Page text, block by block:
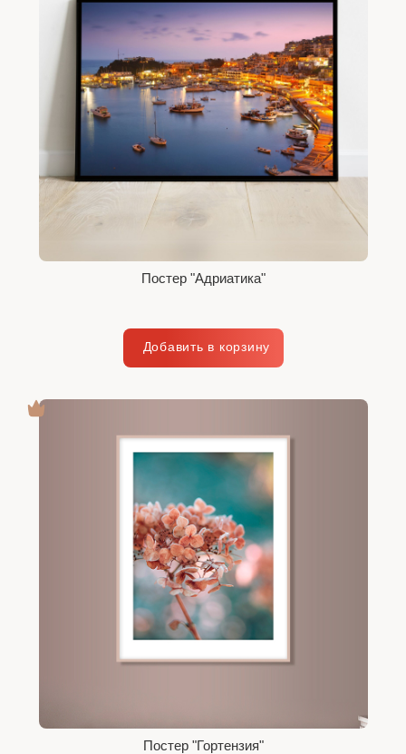
Постер "Адриатика"
Постер "Гортензия"